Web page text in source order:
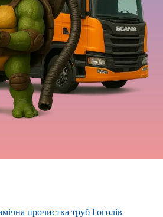
прочистка труб Гоголів